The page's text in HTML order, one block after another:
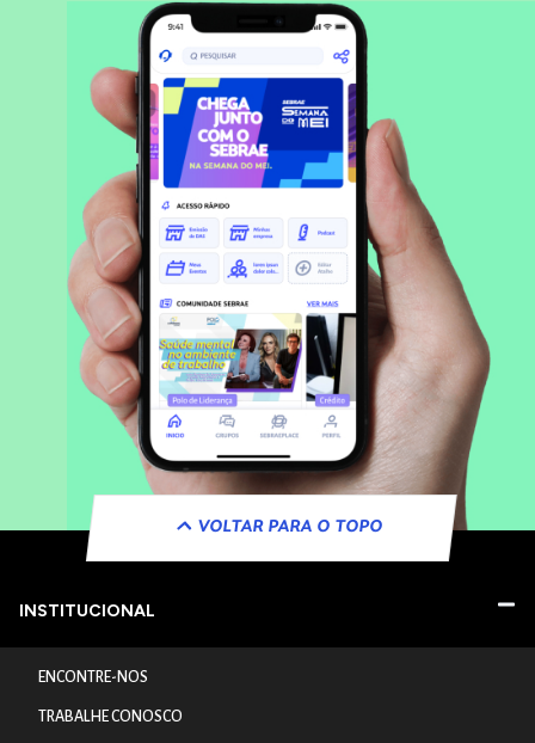
VOLTAR PARA O TOPO
INSTITUCIONAL
ENCONTRE-NOS
TRABALHE CONOSCO